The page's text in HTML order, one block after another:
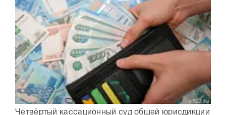
Четвёртый кассационный суд общей юрисдикции